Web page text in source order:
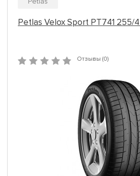
Petlas Velox Sport PT741 255/
Отзывы (0)